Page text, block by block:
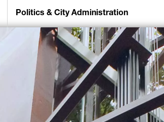
Politics & City Administration